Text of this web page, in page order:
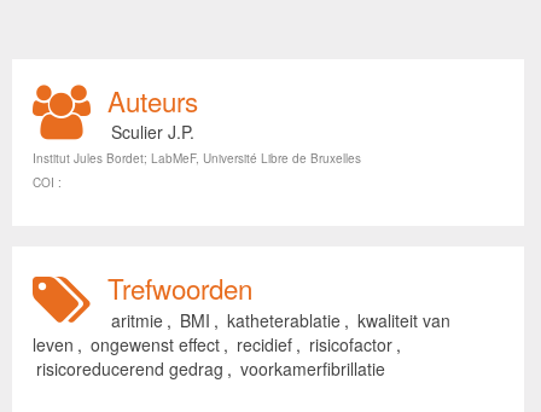
Auteurs
Sculier J.P.
Institut Jules Bordet; LabMeF, Université Libre de Bruxelles
COI :
Trefwoorden
aritmie , BMI , katheterablatie , kwaliteit van
leven , ongewenst effect , recidief , risicofactor ,
risicoreducerend gedrag , voorkamerfibrillatie